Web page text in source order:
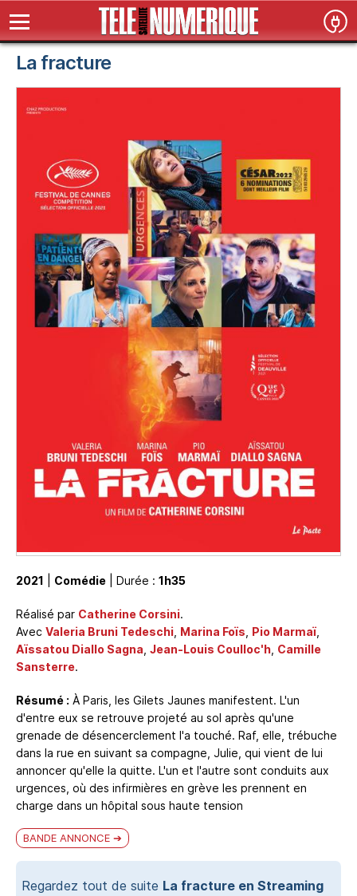
La fracture
2021 Comédie | Durée : 1h35
Réalisé par Catherine Corsini.
Avec Valeria Bruni Tedeschi Marina Foïs Pio Marmaï
Aïssatou Diallo Sagna Jean-Louis Coulloc'h Camille
Sansterre.
Résumé : À Paris, les Gilets Jaunes manifestent. L'un
d'entre eux se retrouve projeté au sol après qu'une
grenade de désencerclement l'a touché. Raf, elle, trébuche
dans la rue en suivant sa compagne, Julie, qui vient de lui
annoncer qu'elle la quitte. L'un et l'autre sont conduits aux
urgences, où des infirmières en grève les prennent en
charge dans un hôpital sous haute tension
BANDE ANNONCE
Regardez tout de suite La fracture en Streaming